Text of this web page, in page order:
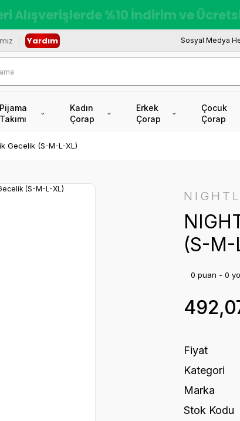
Kartına Vade Farksız +6 Taksit
Yardım Sosyal Medya
Pijama
Takımı
Kadın
Çorap
Erkek
Çorap
Çocuk
Çorap
Gecelik (S-M-L-XL)
(S-M-
0 puan - 0
Fiyat
Kategori
Marka
Stok Kodu